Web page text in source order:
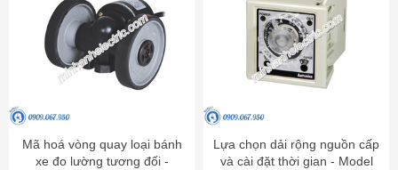
Mã hoá vòng quay loại bánh
xe đo lường tương đối -
Lựa chọn dải rộng nguồn cấp
và cài đặt thời gian - Model